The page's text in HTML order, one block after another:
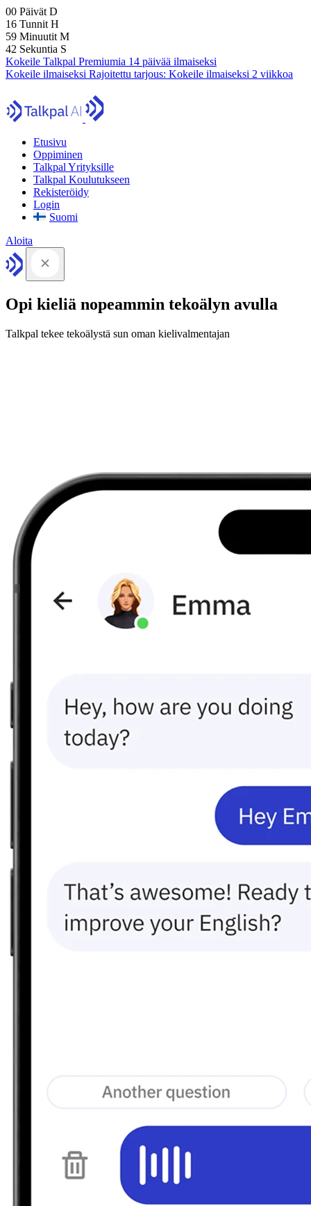
00 Päivät D
16 Tunnit H
59 Minuutit M
41 Sekuntia S
Kokeile Talkpal Premiumia 14 päivää ilmaiseksi
Kokeile ilmaiseksi Rajoitettu tarjous: Kokeile ilmaiseksi 2 viikkoa
Etusivu
Oppiminen
Talkpal Yrityksille
Talkpal Koulutukseen
Rekisteröidy
Login
Suomi
Aloita
Opi kieliä nopeammin tekoälyn avulla
Talkpal tekee tekoälystä sun oman kielivalmentajan